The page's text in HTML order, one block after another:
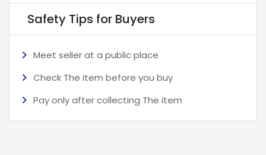
Safety Tips for Buyers
Meet seller at a public place
Check The item before you buy
Pay only after collecting The item